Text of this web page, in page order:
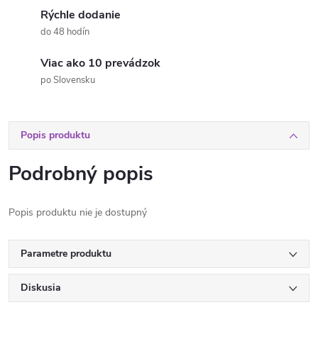
Rýchle dodanie
do 48 hodín
Viac ako 10 prevádzok
po Slovensku
Popis produktu
Podrobný popis
Popis produktu nie je dostupný
Parametre produktu
Diskusia